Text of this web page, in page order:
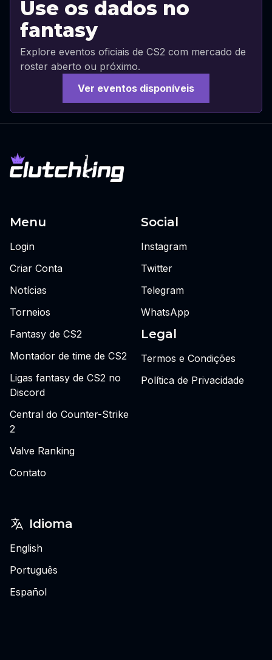
Use os dados no
fantasy
Explore eventos oficiais de CS2 com mercado de
roster aberto ou próximo.
Ver eventos disponíveis
Menu
Login
Criar Conta
Notícias
Torneios
Fantasy de CS2
Montador de time de CS2
Ligas fantasy de CS2 no
Discord
Central do Counter-Strike
2
Valve Ranking
Contato
Social
Instagram
Twitter
Telegram
WhatsApp
Legal
Termos e Condições
Política de Privacidade
Idioma
English
Português
Español